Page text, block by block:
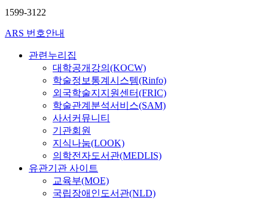
1599-3122
ARS 번호안내
관련누리집
대학공개강의(KOCW)
학술정보통계시스템(Rinfo)
외국학술지지원센터(FRIC)
학술관계분석서비스(SAM)
사서커뮤니티
기관회원
지식나눔(LOOK)
의학전자도서관(MEDLIS)
유관기관 사이트
교육부(MOE)
국립장애인도서관(NLD)